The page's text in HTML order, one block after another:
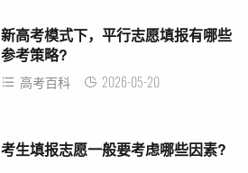
新高考模式下，平行志愿填报有哪些
参考策略?
高考百科 2026-05-20
考生填报志愿一般要考虑哪些因素?